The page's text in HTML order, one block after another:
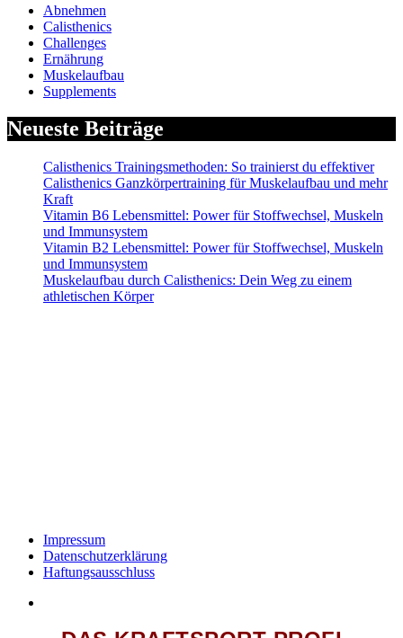
Abnehmen
Calisthenics
Challenges
Ernährung
Muskelaufbau
Supplements
Neueste Beiträge
Calisthenics Trainingsmethoden: So trainierst du effektiver
Calisthenics Ganzkörpertraining für Muskelaufbau und mehr
Kraft
Vitamin B6 Lebensmittel: Power für Stoffwechsel, Muskeln
und Immunsystem
Vitamin B2 Lebensmittel: Power für Stoffwechsel, Muskeln
und Immunsystem
Muskelaufbau durch Calisthenics: Dein Weg zu einem
athletischen Körper
Impressum
Datenschutz­erklärung
Haftungsausschluss